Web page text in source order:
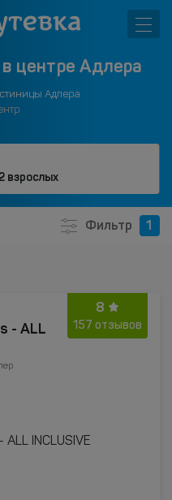
центре Адлера
Адлера
взрослых
Фильтр 1
8
157 отзывов
- ALL